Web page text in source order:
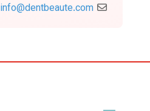
info@dentbeaute.com